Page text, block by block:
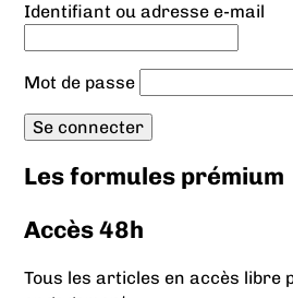
Identifiant ou adresse e-mail
Mot de passe
Les formules prémium
Accès 48h
Tous les articles en accès libre